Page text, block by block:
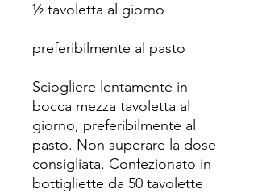
½ tavoletta al giorno
preferibilmente al pasto
Sciogliere lentamente in
bocca mezza tavoletta al
giorno, preferibilmente al
pasto. Non superare la dose
consigliata. Confezionato in
bottigliette da 50 tavolette